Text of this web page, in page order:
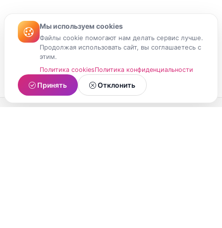
Мы используем cookies
Файлы cookie помогают нам делать сервис лучше.
Продолжая использовать сайт, вы соглашаетесь с
этим.
Политика cookiesПолитика конфиденциальности
Принять Отклонить